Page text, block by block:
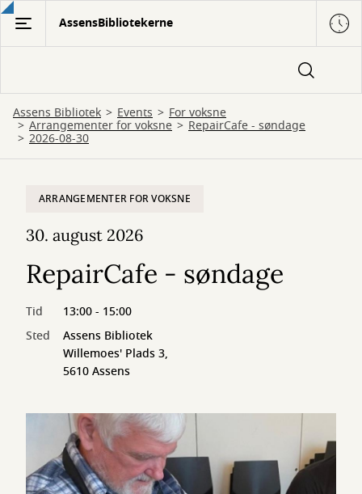
Gå
hovedindhold
AssensBibliotekerne
Assens Bibliotek Events For voksne
Arrangementer for voksne RepairCafe - søndage
2026-08-30
ARRANGEMENTER FOR VOKSNE
30. august 2026
RepairCafe - søndage
Tid
13:00 - 15:00
Sted
Assens Bibliotek
Willemoes' Plads 3,
5610 Assens